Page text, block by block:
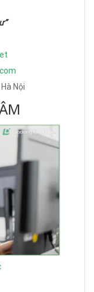
Nội